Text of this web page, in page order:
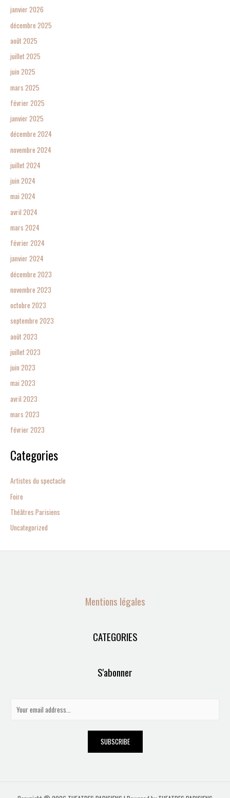
janvier 2026
décembre 2025
août 2025
juillet 2025
juin 2025
mars 2025
février 2025
janvier 2025
décembre 2024
novembre 2024
juillet 2024
juin 2024
mai 2024
avril 2024
mars 2024
février 2024
janvier 2024
décembre 2023
novembre 2023
octobre 2023
septembre 2023
août 2023
juillet 2023
juin 2023
mai 2023
avril 2023
mars 2023
février 2023
Categories
Artistes du spectacle
Foire
Théâtres Parisiens
Uncategorized
Mentions légales
CATEGORIES
S'abonner
SUBSCRIBE